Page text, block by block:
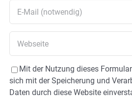
Mit der Nutzung dieses
sich mit der Speicherung und
Daten durch diese Website